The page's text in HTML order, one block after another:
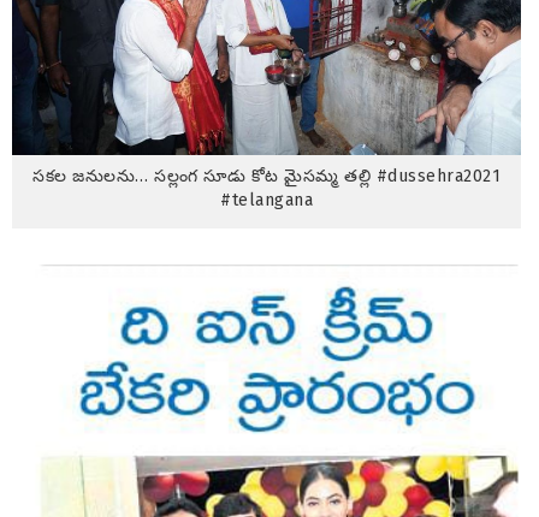
సకల జనులను… సల్లంగ సూడు కోట మైసమ్మ తల్లి #dussehra2021
#telangana